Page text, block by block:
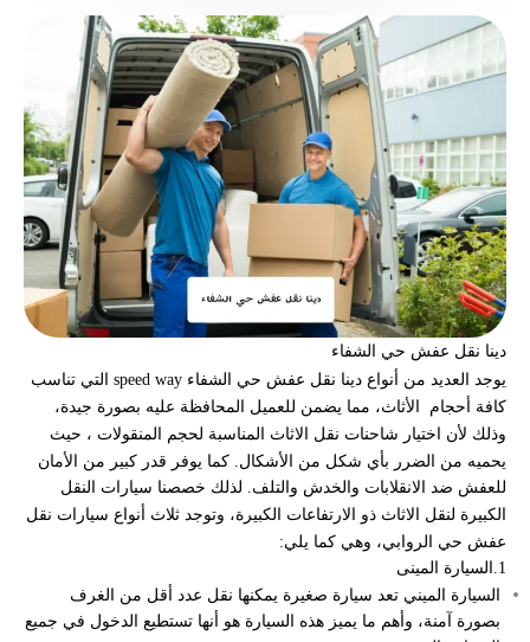
دينا نقل عفش حي الشفاء
يوجد العديد من أنواع دينا نقل عفش حي الشفاء
speed way التي تناسب
كافة أحجام الأثاث، مما يضمن للعميل المحافظة عليه بصورة جيدة،
وذلك لأن اختيار شاحنات نقل الاثاث المناسبة لحجم المنقولات ، حيث
يحميه من الضرر بأي شكل من الأشكال. كما يوفر قدر كبير من الأمان
للعفش ضد الانقلابات والخدش والتلف. لذلك خصصنا سيارات النقل
الكبيرة لنقل الاثاث ذو الارتفاعات الكبيرة، وتوجد ثلاث أنواع سيارات نقل
عفش حي الروابي، وهي كما يلي:
1.السيارة المينى
السيارة الميني تعد سيارة صغيرة يمكنها نقل عدد أقل من الغرف
بصورة آمنة، وأهم ما يميز هذه السيارة هو أنها تستطيع الدخول في جميع